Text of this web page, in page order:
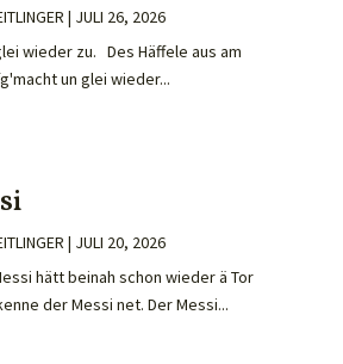
| JULI 26, 2026
wieder zu. Des Häffele aus am
un glei wieder...
| JULI 20, 2026
hätt beinah schon wieder ä Tor
der Messi net. Der Messi...